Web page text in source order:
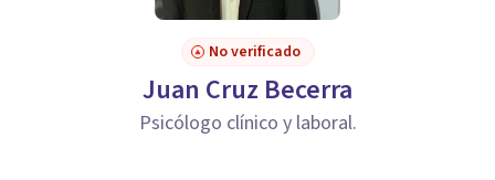
No verificado
Juan Cruz Becerra
Psicólogo clínico y laboral.